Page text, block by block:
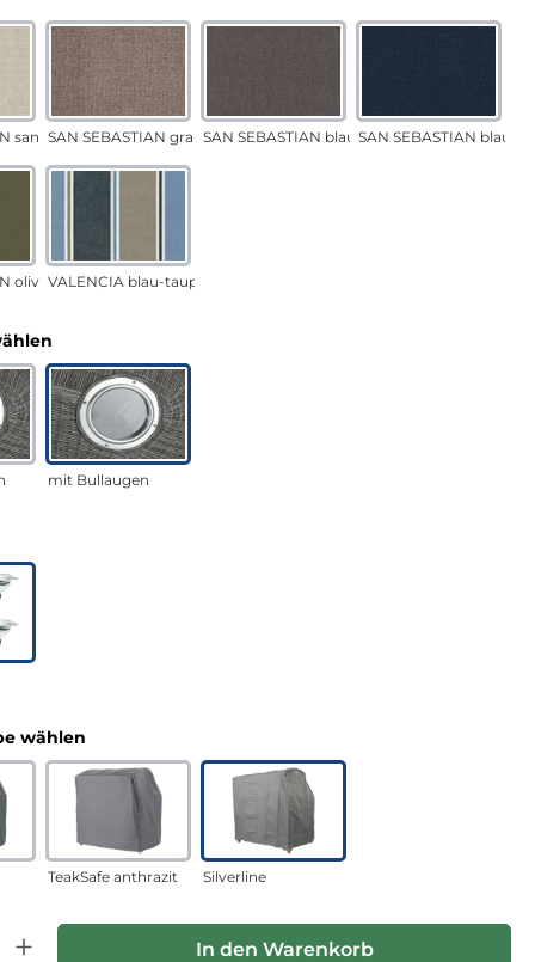
sandSAN SEBASTIAN grau-sandSAN SEBASTIAN blau-sandSAN SEBASTIAN blau
oliv VALENCIA blau-taupe
mit Bullaugen
wählen
TeakSafe anthrazit Silverline
Gib den gewünschten Wert ein oder benutze die
In den Warenkorb